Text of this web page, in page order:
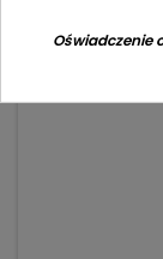
CEWNIKI
Oświadczenie